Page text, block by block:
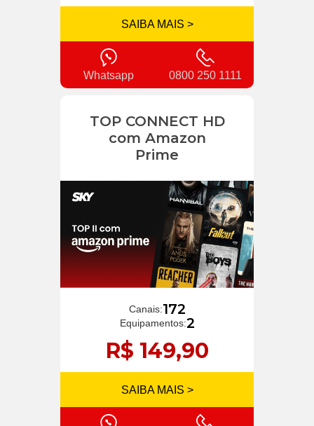
SAIBA MAIS >
Whatsapp 0800 250 1111
TOP CONNECT HD
com Amazon
Prime
Canais:172
Equipamentos:2
R$ 149,90
SAIBA MAIS >